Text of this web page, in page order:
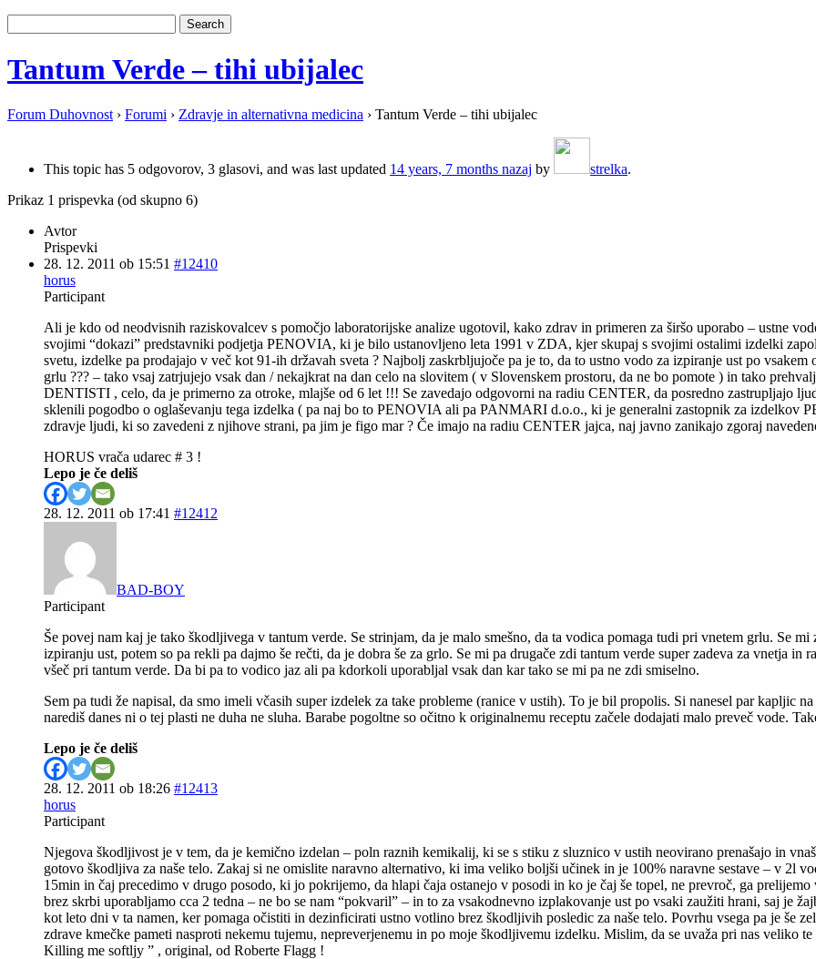
Tantum Verde – tihi ubijalec
Forum Duhovnost › Forumi › Zdravje in alternativna medicina › Tantum Verde – tihi ubijalec
This topic has 5 odgovorov, 3 glasovi, and was last updated 14 years, 7 months nazaj by strelka.
Prikaz 1 prispevka (od skupno 6)
Avtor
Prispevki
28. 12. 2011 ob 15:51 #12410
horus
Participant
Ali je kdo od neodvisnih raziskovalcev s pomočjo laboratorijske analize ugotovil, kako zdrav in primeren za širšo uporabo – ustne
svojimi “dokazi” predstavniki podjetja PENOVIA, ki je bilo ustanovljeno leta 1991 v ZDA, kjer skupaj s svojimi ostalimi izdelki
svetu, izdelke pa prodajajo v več kot 91-ih državah sveta ? Najbolj zaskrbljujoče pa je to, da to ustno vodo za izpiranje ust po
grlu ??? – tako vsaj zatrjujejo vsak dan / nekajkrat na dan celo na slovitem ( v Slovenskem prostoru, da ne bo pomote ) in tako
DENTISTI , celo, da je primerno za otroke, mlajše od 6 let !!! Se zavedajo odgovorni na radiu CENTER, da posredno zastrupljajo
sklenili pogodbo o oglaševanju tega izdelka ( pa naj bo to PENOVIA ali pa PANMARI d.o.o., ki je generalni zastopnik za
zdravje ljudi, ki so zavedeni z njihove strani, pa jim je figo mar ? Če imajo na radiu CENTER jajca, naj javno zanikajo zgoraj
HORUS vrača udarec # 3 !
Lepo je če deliš
28. 12. 2011 ob 17:41 #12412
BAD-BOY
Participant
Še povej nam kaj je tako škodljivega v tantum verde. Se strinjam, da je malo smešno, da ta vodica pomaga tudi pri vnetem grlu. Se
izpiranju ust, potem so pa rekli pa dajmo še rečti, da je dobra še za grlo. Se mi pa drugače zdi tantum verde super zadeva za vnetja
všeč pri tantum verde. Da bi pa to vodico jaz ali pa kdorkoli uporabljal vsak dan kar tako se mi pa ne zdi smiselno.
Sem pa tudi že napisal, da smo imeli včasih super izdelek za take probleme (ranice v ustih). To je bil propolis. Si nanesel par kapljic
narediš danes ni o tej plasti ne duha ne sluha. Barabe pogoltne so očitno k originalnemu receptu začele dodajati malo preveč vode.
Lepo je če deliš
28. 12. 2011 ob 18:26 #12413
horus
Participant
Njegova škodljivost je v tem, da je kemično izdelan – poln raznih kemikalij, ki se s stiku z sluznico v ustih neovirano prenašajo in
gotovo škodljiva za naše telo. Zakaj si ne omislite naravno alternativo, ki ima veliko boljši učinek in je 100% naravne sestave – v 2l
15min in čaj precedimo v drugo posodo, ki jo pokrijemo, da hlapi čaja ostanejo v posodi in ko je čaj še topel, ne prevroč, ga
brez skrbi uporabljamo cca 2 tedna – ne bo se nam “pokvaril” – in to za vsakodnevno izplakovanje ust po vsaki zaužiti hrani, saj je
kot leto dni v ta namen, ker pomaga očistiti in dezinficirati ustno votlino brez škodljivih posledic za naše telo. Povrhu vsega pa je še
zdrave kmečke pameti nasproti nekemu tujemu, nepreverjenemu in po moje škodljivemu izdelku. Mislim, da se uvaža pri nas veliko
Killing me softljy ” , original, od Roberte Flagg !